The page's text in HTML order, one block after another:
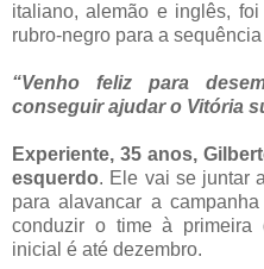
italiano, alemão e inglês,
rubro-negro para a
“Venho feliz para
conseguir ajudar o Vitória
Experiente, 35 anos,
esquerdo. Ele vai se juntar
para alavancar a
conduzir o time à primeira
inicial é até dezembro.